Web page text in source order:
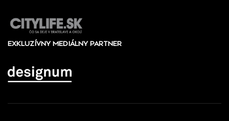
EXKLUZÍVNY MEDIÁLNY PARTNER